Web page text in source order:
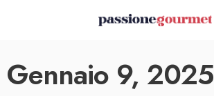
Gennaio 9, 2025